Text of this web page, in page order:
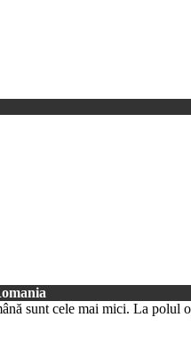
sunt cele mai mici. La polul